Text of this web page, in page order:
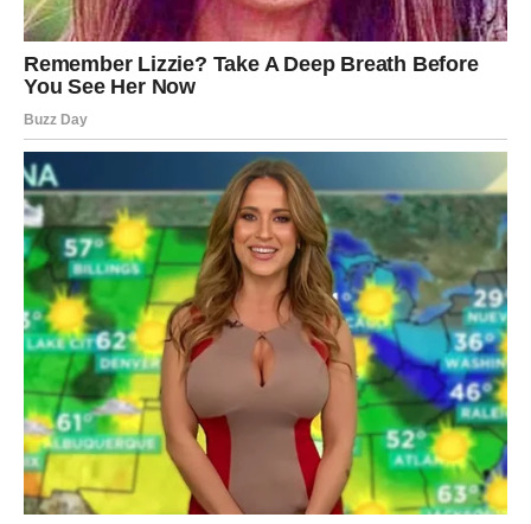
Vi posjedujete snagu, hrabrost i odlučnost koje će vam
pomoći da ostvarite mnogo više nego što trenutno
mislite.
Sve što sada započnete ima odlične izglede da preraste u
veliki uspjeh.
Zašto je ovaj period pripremljen baš za
vas?
Zato što ste prošli kroz mnoge izazove bez odustajanja.
Čak i kada su okolnosti bile teške, nastavili ste da
vjerujete u svoje ciljeve i da se borite za ono što vam je
važno.
Zvijezde sada nagrađuju vašu ustrajnost, iskrenost i